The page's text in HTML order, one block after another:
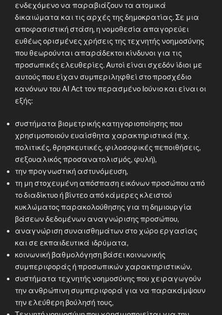
ενδεχόμενο να παραβιάζουν τα ατομικά
δικαιώματα και τις αρχές της δημοκρατίας. Σε μια
αποφασιστική στάση, η νομοθεσία απαγορεύει
ευθέως ορισμένες χρήσεις της τεχνητής νοημοσύνης
που θεωρούνται απαράδεκτοι κίνδυνοι για τις
προσωπικές ελευθερίες. Αυτοί είναι σχεδόν ίδιοι με
αυτούς που είχαν συμπεριληφθεί στο προσχέδιο
κανόνων του AI Act τον περασμένο Ιούνιο και είναι οι
εξής:
συστήματα βιομετρικής κατηγοριοποίησης που
χρησιμοποιούν ευαίσθητα χαρακτηριστικά (π.χ.
πολιτικές, θρησκευτικές, φιλοσοφικές πεποιθήσεις,
σεξουαλικός προσανατολισμός, φυλή),
την προγνωστική αστυνόμευση,
τη μη στοχευμένη απόσπαση εικόνων προσώπου από
το διαδίκτυο ή βίντεο από κάμερες κλειστού
κυκλώματος παρακολούθησης για τη δημιουργία
βάσεων δεδομένων αναγνώρισης προσώπου,
αναγνώριση συναισθημάτων στο χώρο εργασίας
και σε εκπαιδευτικά ιδρύματα,
κοινωνική βαθμολόγηση βάσει κοινωνικής
συμπεριφοράς ή προσωπικών χαρακτηριστικών,
συστήματα τεχνητής νοημοσύνης που χειραγωγούν
την ανθρώπινη συμπεριφορά για να παρακάμψουν
την ελεύθερη βούλησή τους,